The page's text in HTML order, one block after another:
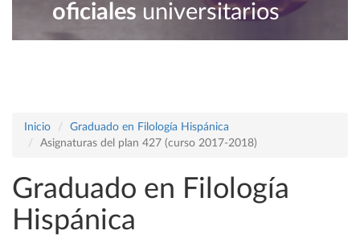
oficiales universitarios
Inicio
Graduado en Filología Hispánica
Asignaturas del plan 427 (curso 2017-2018)
Graduado en Filología
Hispánica